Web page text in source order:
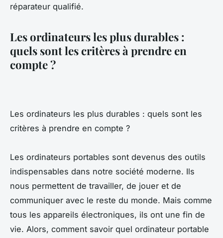
réparateur qualifié.
Les ordinateurs les plus durables :
quels sont les critères à prendre en
compte ?
Les ordinateurs les plus durables : quels sont les
critères à prendre en compte ?
Les ordinateurs portables sont devenus des outils
indispensables dans notre société moderne. Ils
nous permettent de travailler, de jouer et de
communiquer avec le reste du monde. Mais comme
tous les appareils électroniques, ils ont une fin de
vie. Alors, comment savoir quel ordinateur portable